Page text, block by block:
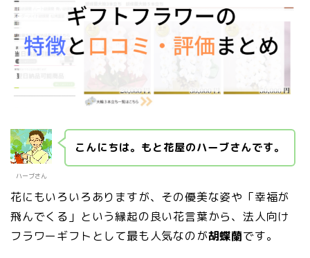
ハーブさん
こんにちは。もと花屋のハーブさんです。
花にもいろいろありますが、その優美な姿や「幸福が
飛んでくる」という縁起の良い花言葉から、法人向け
フラワーギフトとして最も人気なのが胡蝶蘭です。